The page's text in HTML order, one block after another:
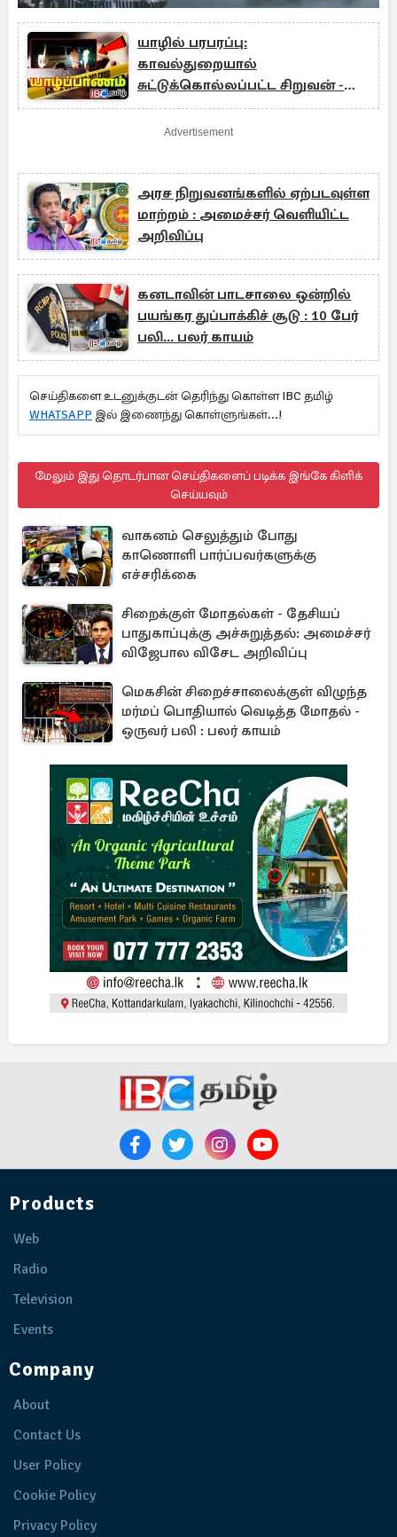
யாழில் பரபரப்பு:
காவல்துறையால்
சுட்டுக்கொல்லப்பட்ட சிறுவன் -
அரச தரப்பின் நிலைப்பாடு
Advertisement
அரச நிறுவனங்களில் ஏற்படவுள்ள
மாற்றம் : அமைச்சர் வெளியிட்ட
அறிவிப்பு
கனடாவின் பாடசாலை ஒன்றில்
பயங்கர துப்பாக்கிச் சூடு : 10 பேர்
பலி... பலர் காயம்
செய்திகளை உடனுக்குடன் தெரிந்து கொள்ள IBC தமிழ்
WHATSAPP இல் இணைந்து கொள்ளுங்கள்...!
மேலும் இது தொடர்பான செய்திகளைப் படிக்க இங்கே கிளிக்
செய்யவும்
வாகனம் செலுத்தும் போது
காணொளி பார்ப்பவர்களுக்கு
எச்சரிக்கை
சிறைக்குள் மோதல்கள் - தேசியப்
பாதுகாப்புக்கு அச்சுறுத்தல்: அமைச்சர்
விஜேபால விசேட அறிவிப்பு
மெகசின் சிறைச்சாலைக்குள் விழுந்த
மர்மப் பொதியால் வெடித்த மோதல் -
ஒருவர் பலி : பலர் காயம்
Products
Web
Radio
Television
Events
Company
About
Contact Us
User Policy
Cookie Policy
Privacy Policy